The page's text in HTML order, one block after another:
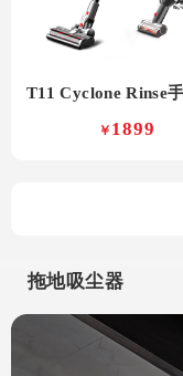
￥ 1899
拖地吸尘器